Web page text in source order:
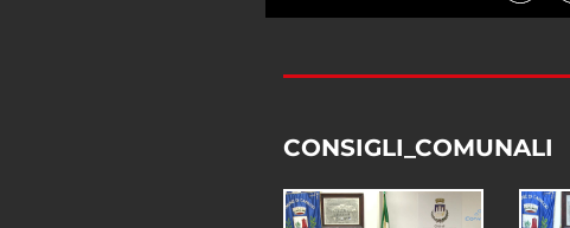
CONSIGLI_COMUNALI